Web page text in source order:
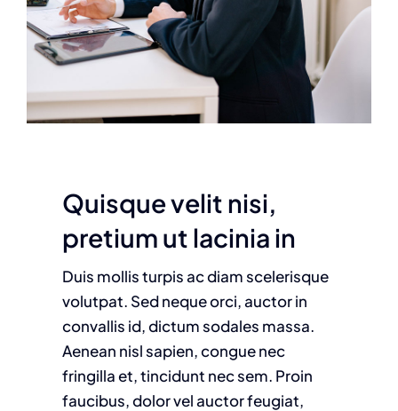
Quisque velit nisi,
pretium ut lacinia in
Duis mollis turpis ac diam scelerisque
volutpat. Sed neque orci, auctor in
convallis id, dictum sodales massa.
Aenean nisl sapien, congue nec
fringilla et, tincidunt nec sem. Proin
faucibus, dolor vel auctor feugiat,